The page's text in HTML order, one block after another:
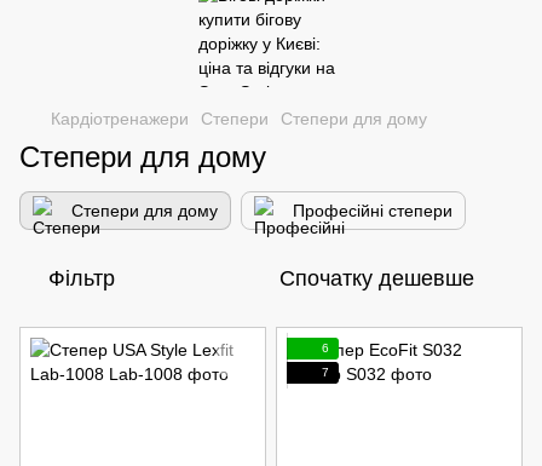
Кардіотренажери Степери Степери для дому
Степери для дому
Степери для дому Професійні степери
Фільтр Спочатку дешевше
6
7